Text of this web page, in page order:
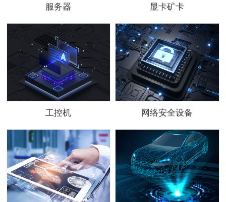
服务器 显卡矿卡
工控机 网络安全设备